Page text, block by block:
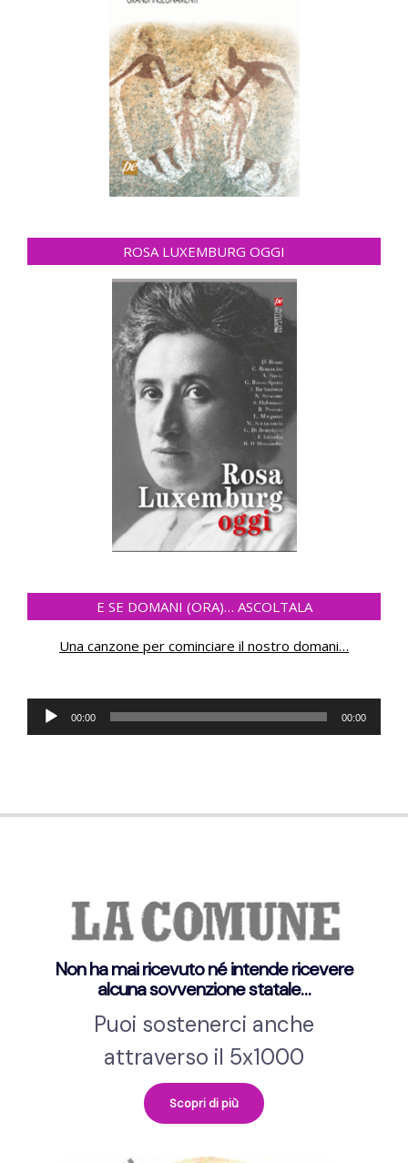
ROSA LUXEMBURG OGGI
E SE DOMANI (ORA)… ASCOLTALA
Una canzone per cominciare il nostro domani…
Audio
Player
00:00 00:00
Non ha mai ricevuto né intende ricevere
alcuna sovvenzione statale…
Puoi sostenerci anche
attraverso il 5x1000
Scopri di più